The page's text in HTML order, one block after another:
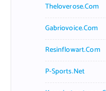
Theloverose.com
Gabriovoice.com
Resinflowart.com
P-Sports.net